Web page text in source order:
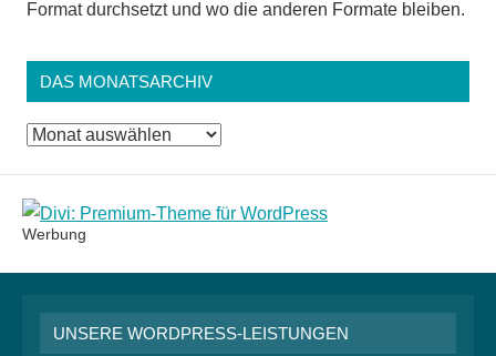
Format durchsetzt und wo die anderen Formate bleiben.
DAS MONATSARCHIV
Das
Werbung
UNSERE WORDPRESS-LEISTUNGEN